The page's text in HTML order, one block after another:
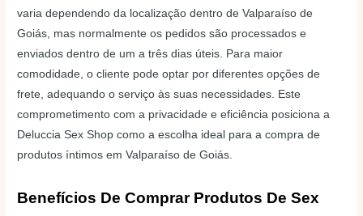
varia dependendo da localização dentro de Valparaíso de
Goiás, mas normalmente os pedidos são processados e
enviados dentro de um a três dias úteis. Para maior
comodidade, o cliente pode optar por diferentes opções de
frete, adequando o serviço às suas necessidades. Este
comprometimento com a privacidade e eficiência posiciona a
Deluccia Sex Shop como a escolha ideal para a compra de
produtos íntimos em Valparaíso de Goiás.
Benefícios De Comprar Produtos De Sex